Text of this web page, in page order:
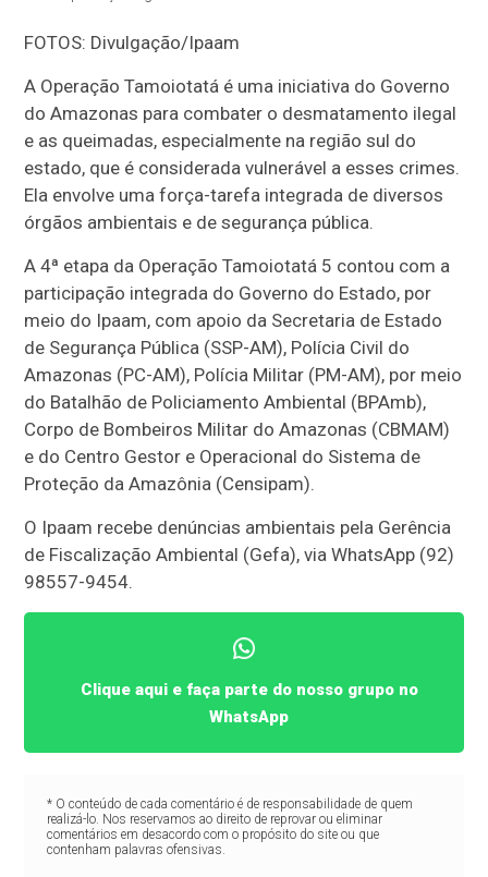
FOTOS: Divulgação/Ipaam
A Operação Tamoiotatá é uma iniciativa do Governo
do Amazonas para combater o desmatamento ilegal
e as queimadas, especialmente na região sul do
estado, que é considerada vulnerável a esses crimes.
Ela envolve uma força-tarefa integrada de diversos
órgãos ambientais e de segurança pública.
A 4ª etapa da Operação Tamoiotatá 5 contou com a
participação integrada do Governo do Estado, por
meio do Ipaam, com apoio da Secretaria de Estado
de Segurança Pública (SSP-AM), Polícia Civil do
Amazonas (PC-AM), Polícia Militar (PM-AM), por meio
do Batalhão de Policiamento Ambiental (BPAmb),
Corpo de Bombeiros Militar do Amazonas (CBMAM)
e do Centro Gestor e Operacional do Sistema de
Proteção da Amazônia (Censipam).
O Ipaam recebe denúncias ambientais pela Gerência
de Fiscalização Ambiental (Gefa), via WhatsApp (92)
98557-9454.
Clique aqui e faça parte do nosso grupo no
WhatsApp
* O conteúdo de cada comentário é de responsabilidade de quem
realizá-lo. Nos reservamos ao direito de reprovar ou eliminar
comentários em desacordo com o propósito do site ou que
contenham palavras ofensivas.